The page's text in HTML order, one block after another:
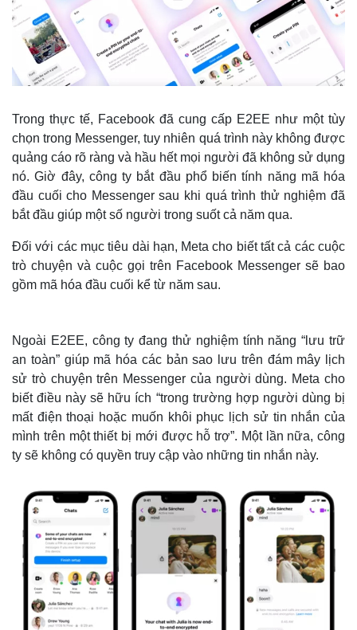
Trong thực tế, Facebook đã cung cấp E2EE như một tùy
chọn trong Messenger, tuy nhiên quá trình này không được
quảng cáo rõ ràng và hầu hết mọi người đã không sử dụng
nó. Giờ đây, công ty bắt đầu phổ biến tính năng mã hóa
đầu cuối cho Messenger sau khi quá trình thử nghiệm đã
bắt đầu giúp một số người trong suốt cả năm qua.
Đối với các mục tiêu dài hạn, Meta cho biết tất cả các cuộc
trò chuyện và cuộc gọi trên Facebook Messenger sẽ bao
gồm mã hóa đầu cuối kể từ năm sau.
Ngoài E2EE, công ty đang thử nghiệm tính năng “lưu trữ
an toàn” giúp mã hóa các bản sao lưu trên đám mây lịch
sử trò chuyện trên Messenger của người dùng. Meta cho
biết điều này sẽ hữu ích “trong trường hợp người dùng bị
mất điện thoại hoặc muốn khôi phục lịch sử tin nhắn của
mình trên một thiết bị mới được hỗ trợ”. Một lần nữa, công
ty sẽ không có quyền truy cập vào những tin nhắn này.